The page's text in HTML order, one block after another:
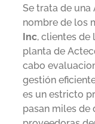
Se trata de una
nombre de los
Inc, clientes de
planta de
cabo
gestión
es un estricto
pasan miles de